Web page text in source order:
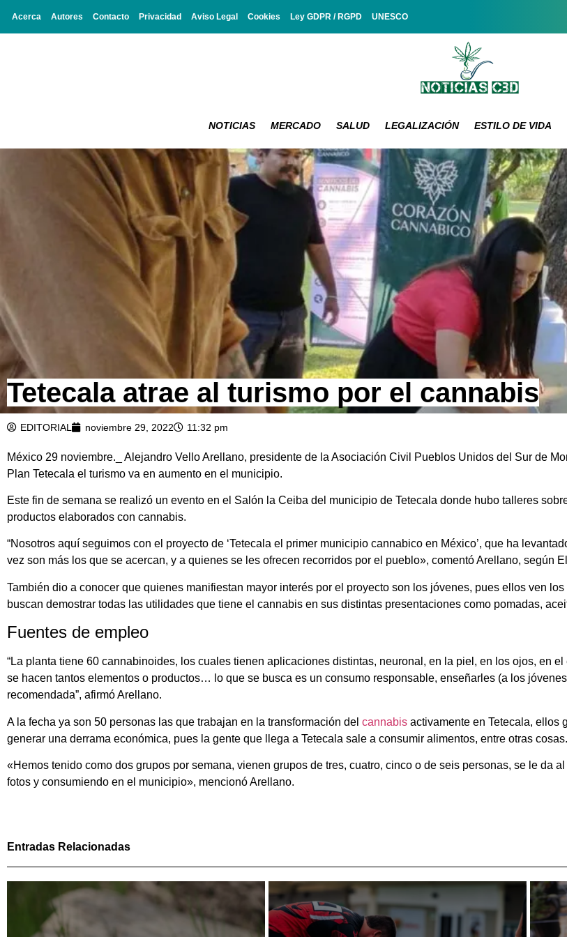
Acerca Autores Contacto Privacidad Aviso Legal Cookies Ley GDPR / RGPD UNESCO
NOTICIAS MERCADO SALUD LEGALIZACIÓN ESTILO DE VIDA
Tetecala atrae al turismo por el cannabis
EDITORIAL noviembre 29, 2022 11:32 pm
México 29 noviembre._ Alejandro Vello Arellano, presidente de la Asociación Civil Pueblos Unidos del Sur de
Plan Tetecala el turismo va en aumento en el municipio.
Este fin de semana se realizó un evento en el Salón la Ceiba del municipio de Tetecala donde hubo talleres
productos elaborados con cannabis.
“Nosotros aquí seguimos con el proyecto de ‘Tetecala el primer municipio cannabico en México’, que ha
vez son más los que se acercan, y a quienes se les ofrecen recorridos por el pueblo», comentó Arellano, según
También dio a conocer que quienes manifiestan mayor interés por el proyecto son los jóvenes, pues ellos ven
buscan demostrar todas las utilidades que tiene el cannabis en sus distintas presentaciones como pomadas,
Fuentes de empleo
“La planta tiene 60 cannabinoides, los cuales tienen aplicaciones distintas, neuronal, en la piel, en los ojos, en
se hacen tantos elementos o productos… lo que se busca es un consumo responsable, enseñarles (a los
recomendada”, afirmó Arellano.
A la fecha ya son 50 personas las que trabajan en la transformación del cannabis activamente en Tetecala, ellos
generar una derrama económica, pues la gente que llega a Tetecala sale a consumir alimentos, entre otras cosas.
«Hemos tenido como dos grupos por semana, vienen grupos de tres, cuatro, cinco o de seis personas, se le da
fotos y consumiendo en el municipio», mencionó Arellano.
Entradas Relacionadas